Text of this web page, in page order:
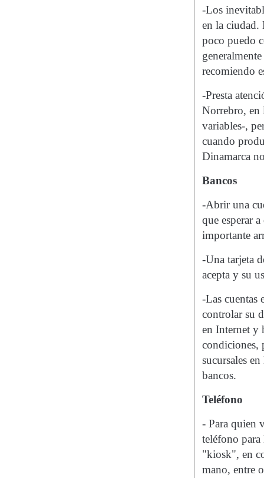
-Los
en la ciudad.
poco puedo
recomiendo
-Presta
Norrebro, en
variables-,
cuando
Dinamarca
Bancos
-Abrir una
que esperar
importante
-Una tarjeta
acepta y su
-Las cuentas
controlar su
en Internet y
condiciones,
sucursales
bancos.
Teléfono
- Para quien
teléfono para
"kiosk", en
mano, entre